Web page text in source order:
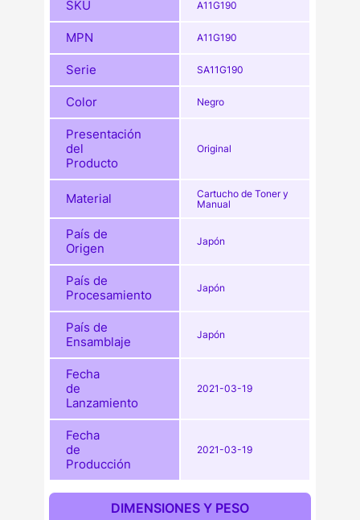
SKU A11G190
MPN A11G190
Serie SA11G190
Color Negro
Presentación
del
Producto
Original
Material
Cartucho de Toner y
Manual
País de
Origen
Japón
País de
Procesamiento
Japón
País de
Ensamblaje
Japón
Fecha
de
Lanzamiento
2021-03-19
Fecha
de
Producción
2021-03-19
DIMENSIONES Y PESO